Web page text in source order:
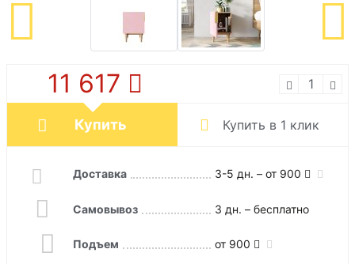
11 617
Купить Купить в 1 клик
Доставка 3-5 дн. – от 900
Самовывоз 3 дн. – бесплатно
Подъем от 900